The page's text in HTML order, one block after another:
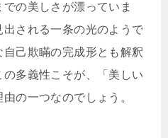
の美しさが漂っていま
される一条の光のようで
己欺瞞の完成形とも解釈
多義性こそが、「美しい
の一つなのでしょう。